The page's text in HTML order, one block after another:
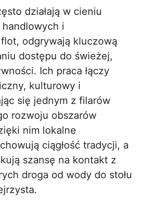
działają w cieniu
i
odgrywają kluczową
dostępu do świeżej,
Ich praca łączy
kulturowy i
się jednym z filarów
rozwoju obszarów
nim lokalne
ciągłość tradycji, a
szansę na kontakt z
droga od wody do stołu